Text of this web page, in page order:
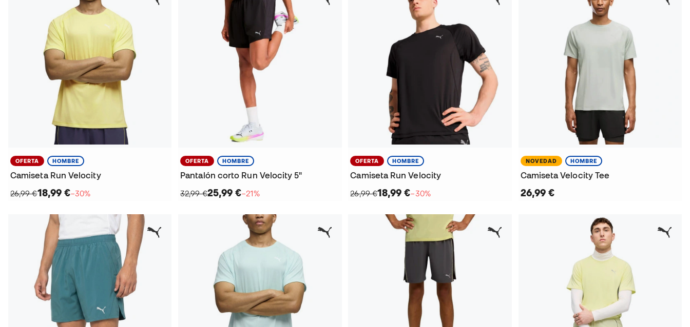
OFERTA HOMBRE
Camiseta Run Velocity
26,99 €18,99 €−30%
OFERTA HOMBRE
Pantalón corto Run Velocity 5"
32,99 €25,99 €−21%
OFERTA HOMBRE
Camiseta Run Velocity
26,99 €18,99 €−30%
NOVEDAD HOMBRE
Camiseta Velocity Tee
26,99 €